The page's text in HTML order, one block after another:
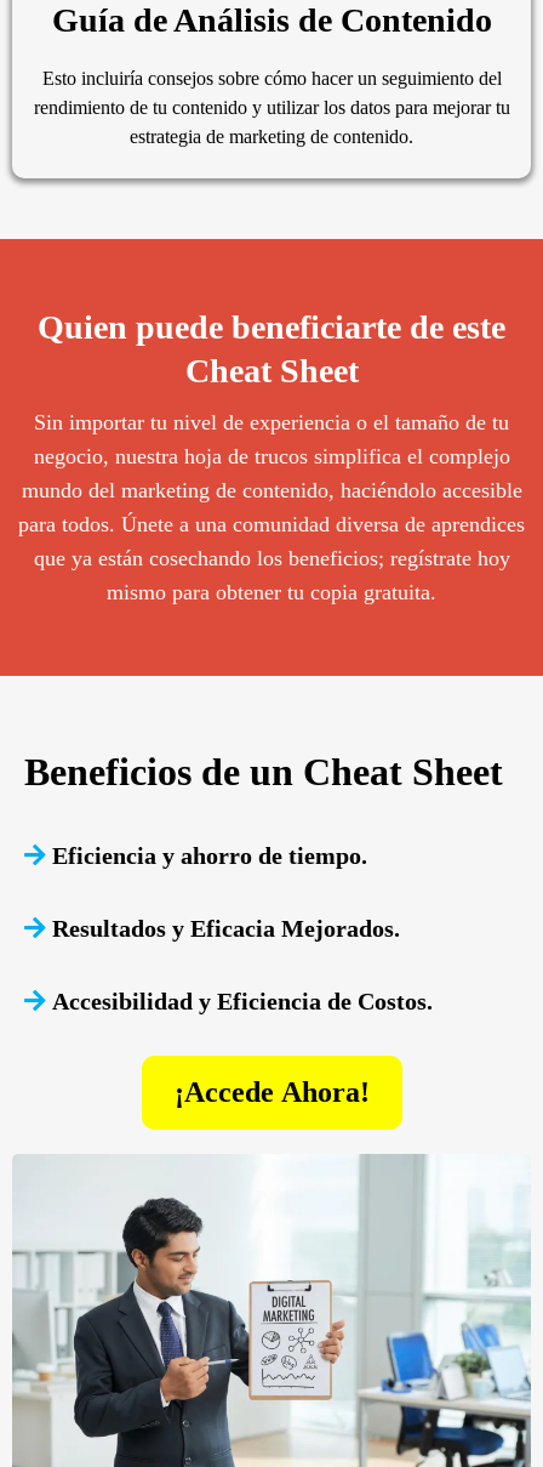
Guía de Análisis de Contenido
Esto incluiría consejos sobre cómo hacer un seguimiento del
rendimiento de tu contenido y utilizar los datos para mejorar tu
estrategia de marketing de contenido.
Quien puede beneficiarte de este
Cheat Sheet
Sin importar tu nivel de experiencia o el tamaño de tu
negocio, nuestra hoja de trucos simplifica el complejo
mundo del marketing de contenido, haciéndolo accesible
para todos. Únete a una comunidad diversa de aprendices
que ya están cosechando los beneficios; regístrate hoy
mismo para obtener tu copia gratuita.
Beneficios de un Cheat Sheet
Eficiencia y ahorro de tiempo.
Resultados y Eficacia Mejorados.
Accesibilidad y Eficiencia de Costos.
¡Accede Ahora!